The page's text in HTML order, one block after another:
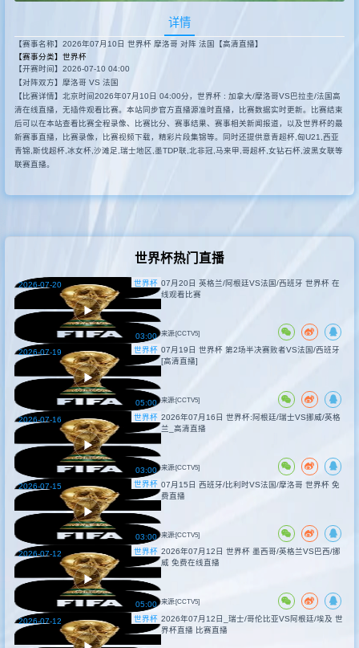
速报
详情
【赛事名称】2026年07月10日 世界杯 摩洛哥 对阵 法国【高清直播】
【赛事分类】 世界杯
【开赛时间】2026-07-10 04:00
【对阵双方】摩洛哥 VS 法国
【比赛详情】北京时间2026年07月10日 04:00分，世界杯 : 加拿大/摩洛哥VS巴拉圭/法国高
清在线直播，无插件观看比赛。本站同步官方直播源准时直播，比赛数据实时更新。比赛结束
后可以在本站查看比赛全程录像、比赛比分、赛事结果、赛事相关新闻报道，以及世界杯的最
新赛事直播，比赛录像，比赛视频下载，精彩片段集锦等。同时还提供意青超杯,匈U21,西亚
青锦,斯伐超杯,冰女杯,沙滩足,瑞士地区,墨TDP联,北非冠,马来甲,哥超杯,女钻石杯,波黑女联等
联赛直播。
世界杯热门直播
世界杯
03:00
2026-07-20
07月20日 英格兰/阿根廷VS法国/西班牙 世界杯 在
线观看比赛
来源:[CCTV5]
世界杯
05:00
2026-07-19
07月19日 世界杯 第2场半决赛败者VS法国/西班牙
[高清直播]
来源:[CCTV5]
世界杯
03:00
2026-07-16
2026年07月16日 世界杯:阿根廷/瑞士VS挪威/英格
兰_高清直播
来源:[CCTV5]
世界杯
03:00
2026-07-15
07月15日 西班牙/比利时VS法国/摩洛哥 世界杯 免
费直播
来源:[CCTV5]
世界杯
05:00
2026-07-12
2026年07月12日 世界杯 墨西哥/英格兰VS巴西/挪
威 免费在线直播
来源:[CCTV5]
世界杯
2026-07-12
2026年07月12日_瑞士/哥伦比亚VS阿根廷/埃及 世
界杯直播 比赛直播